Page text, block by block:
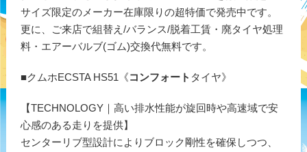
サイズ限定のメーカー在庫限りの超特価で発売中です。
更に、ご来店で組替え/バランス/脱着工賃・廃タイヤ処理
料・エアーバルブ(ゴム)交換代無料です。
■クムホECSTA HS51《コンフォート タイヤ》
【TECHNOLOGY｜高い排水性能が旋回時や高速域で安
心感のある走りを提供】
センターリブ型設計によりブロック剛性を確保しつつ、